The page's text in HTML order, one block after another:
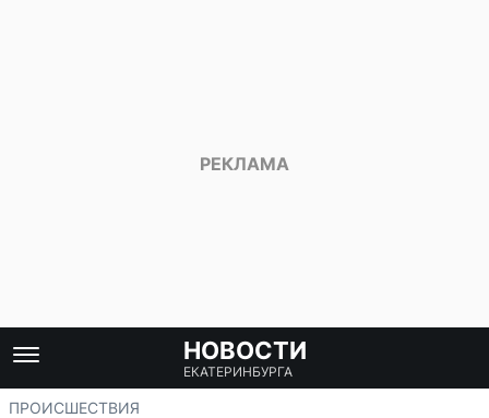
НОВОСТИ
ЕКАТЕРИНБУРГА
ПРОИСШЕСТВИЯ